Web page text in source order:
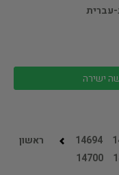
עברית
ישירה
ראשון 14694
14700